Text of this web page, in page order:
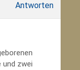
Antworten
und zwei